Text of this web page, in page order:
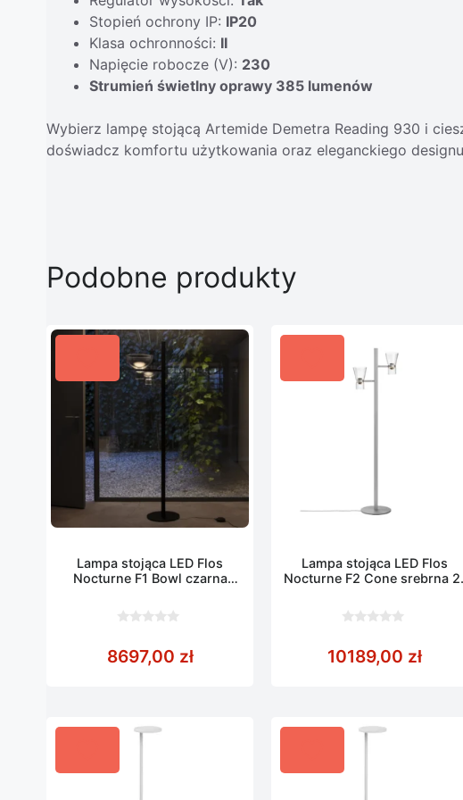
Stopień ochrony IP: IP20
Klasa ochronności: II
Napięcie robocze (V): 230
Strumień świetlny oprawy 385 lumenów
Wybierz lampę stojącą Artemide Demetra Reading 930 i
doświadcz komfortu użytkowania oraz eleganckiego
Podobne produkty
Lampa stojąca LED Flos
Nocturne F1 Bowl czarna
5
8697,00 zł
Lampa stojąca LED Flos
Nocturne F2 Cone srebrna
5
10189,00 zł